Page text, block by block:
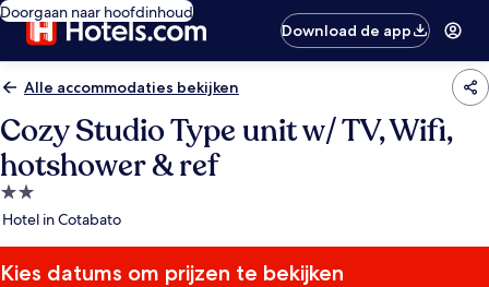
Doorgaan naar hoofdinhoud
Download de app
Alle accommodaties bekijken
Cozy Studio Type unit w/ TV, Wifi,
hotshower & ref
2.0-
sterrenaccommodatie
Hotel in Cotabato
Kies datums om prijzen te bekijken